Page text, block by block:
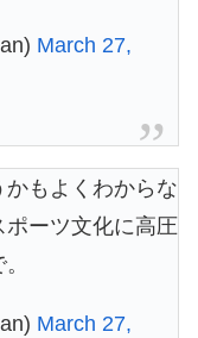
March 27,
もよくわからな
ーツ文化に高圧
March 27,